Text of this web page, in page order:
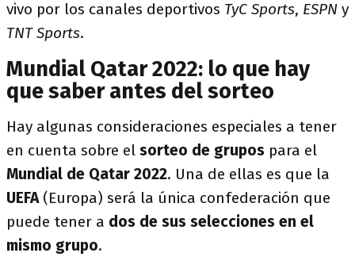
vivo por los canales deportivos TyC Sports, ESPN y
TNT Sports.
Mundial Qatar 2022: lo que hay
que saber antes del sorteo
Hay algunas consideraciones especiales a tener
en cuenta sobre el sorteo de grupos para el
Mundial de Qatar 2022. Una de ellas es que la
UEFA(Europa) será la única confederación que
puede tener a dos de sus selecciones en el
mismo grupo.